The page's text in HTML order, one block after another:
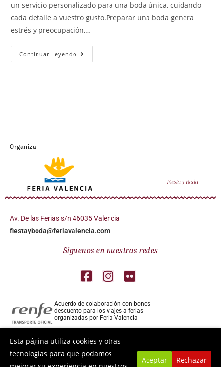
un servicio personalizado para una boda única, cuidando
cada detalle a vuestro gusto.Preparar una boda genera
estrés y preocupación,…
Continuar Leyendo
Organiza:
Av. De las Ferias s/n 46035 Valencia
fiestayboda@feriavalencia.com
Síguenos en nuestras redes
Acuerdo de colaboración con bonos
descuento para los viajes a ferias
organizadas por Feria Valencia
Colaborador aéreo para los viajes a ferias
organizadas por Feria Valencia
Esta página utiliza cookies y otras
tecnologías para que podamos
Aceptar Rechazar